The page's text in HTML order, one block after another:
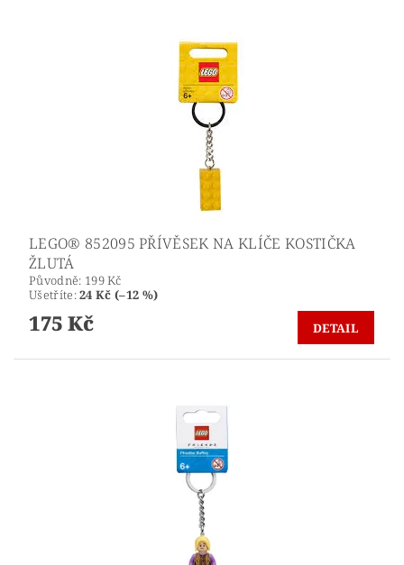
LEGO® 852095 PŘÍVĚSEK NA KLÍČE KOSTIČKA
ŽLUTÁ
Původně: 199 Kč
Ušetříte:24 Kč (–12 %)
175 Kč DETAIL